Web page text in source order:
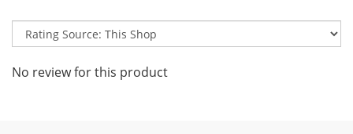
No review for this product